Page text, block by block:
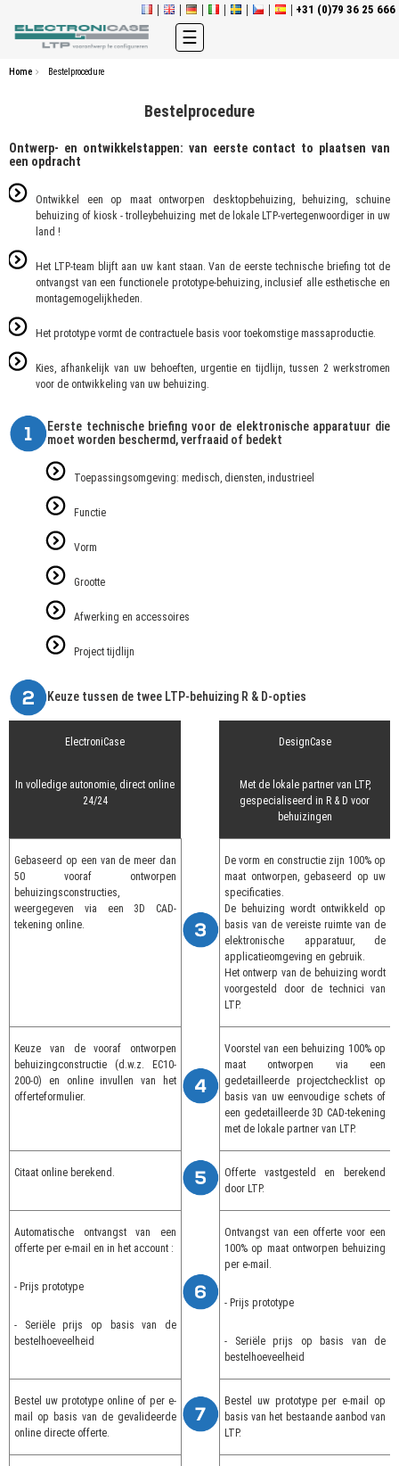
+31 (0)79 36 25 666
Toggle
navigation
☰
Home Bestelprocedure
Bestelprocedure
Ontwerp- en ontwikkelstappen: van eerste contact to plaatsen van
een opdracht
Ontwikkel een op maat ontworpen desktopbehuizing, behuizing, schuine
behuizing of kiosk - trolleybehuizing met de lokale LTP-vertegenwoordiger in uw
land !
Het LTP-team blijft aan uw kant staan. Van de eerste technische briefing tot de
ontvangst van een functionele prototype-behuizing, inclusief alle esthetische en
montagemogelijkheden.
Het prototype vormt de contractuele basis voor toekomstige massaproductie.
Kies, afhankelijk van uw behoeften, urgentie en tijdlijn, tussen 2 werkstromen
voor de ontwikkeling van uw behuizing.
Eerste technische briefing voor de elektronische apparatuur die
moet worden beschermd, verfraaid of bedekt
Toepassingsomgeving: medisch, diensten, industrieel
Functie
Vorm
Grootte
Afwerking en accessoires
Project tijdlijn
Keuze tussen de twee LTP-behuizing R & D-opties
ElectroniCase DesignCase
In volledige autonomie, direct online
24/24
Met de lokale partner van LTP,
gespecialiseerd in R & D voor
behuizingen
Gebaseerd op een van de meer dan
50 vooraf ontworpen
behuizingsconstructies,
weergegeven via een 3D CAD-
tekening online.
De vorm en constructie zijn 100% op
maat ontworpen, gebaseerd op uw
specificaties.
De behuizing wordt ontwikkeld op
basis van de vereiste ruimte van de
elektronische apparatuur, de
applicatieomgeving en gebruik.
Het ontwerp van de behuizing wordt
voorgesteld door de technici van
LTP.
Keuze van de vooraf ontworpen
behuizingconstructie (d.w.z. EC10-
200-0) en online invullen van het
offerteformulier.
Voorstel van een behuizing 100% op
maat ontworpen via een
gedetailleerde projectchecklist op
basis van uw eenvoudige schets of
een gedetailleerde 3D CAD-tekening
met de lokale partner van LTP.
Citaat online berekend.
Offerte vastgesteld en berekend
door LTP.
Automatische ontvangst van een
offerte per e-mail en in het account :
- Prijs prototype
- Seriële prijs op basis van de
bestelhoeveelheid
Ontvangst van een offerte voor een
100% op maat ontworpen behuizing
per e-mail.
- Prijs prototype
- Seriële prijs op basis van de
bestelhoeveelheid
Bestel uw prototype online of per e-
mail op basis van de gevalideerde
online directe offerte.
Bestel uw prototype per e-mail op
basis van het bestaande aanbod van
LTP.